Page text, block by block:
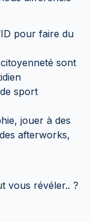
pour faire du
sont
sport
jouer à des
afterworks,
vous révéler.. ?